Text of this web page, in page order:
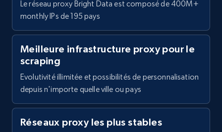
Le réseau proxy Bright Data est composé de 400M+
monthly IPs de 195 pays
Meilleure infrastructure proxy pour le
scraping
Evolutivité illimitée et possibilités de personnalisation
depuis n'importe quelle ville ou pays
Réseaux proxy les plus stables